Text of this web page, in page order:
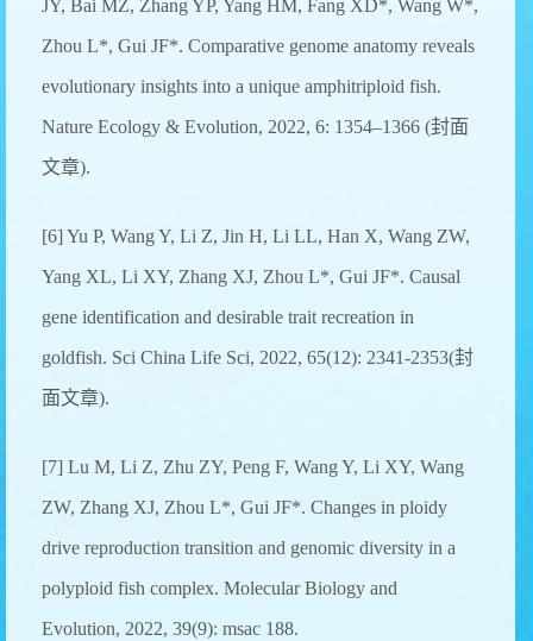
JY, Bai MZ, Zhang YP, Yang HM, Fang XD*, Wang W*,
Zhou L*, Gui JF*. Comparative genome anatomy reveals
evolutionary insights into a unique amphitriploid fish.
Nature Ecology & Evolution, 2022, 6: 1354–1366 (封面
文章).
[6] Yu P, Wang Y, Li Z, Jin H, Li LL, Han X, Wang ZW,
Yang XL, Li XY, Zhang XJ, Zhou L*, Gui JF*. Causal
gene identification and desirable trait recreation in
goldfish. Sci China Life Sci, 2022, 65(12): 2341-2353(封
面文章).
[7] Lu M, Li Z, Zhu ZY, Peng F, Wang Y, Li XY, Wang
ZW, Zhang XJ, Zhou L*, Gui JF*. Changes in ploidy
drive reproduction transition and genomic diversity in a
polyploid fish complex. Molecular Biology and
Evolution, 2022, 39(9): msac 188.